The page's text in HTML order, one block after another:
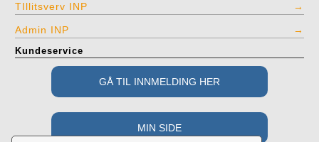
TIllitsverv INP
Admin INP
Kundeservice